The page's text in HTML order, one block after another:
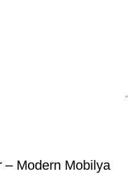
– Modern Mobilya